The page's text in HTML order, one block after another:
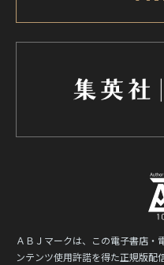
ＡＢＪマークは、この電子書店・
ンテンツ使用許諾を得た正規版配